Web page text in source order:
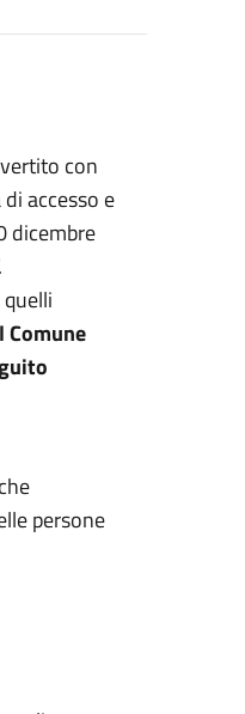
con
accesso e
dicembre
persone